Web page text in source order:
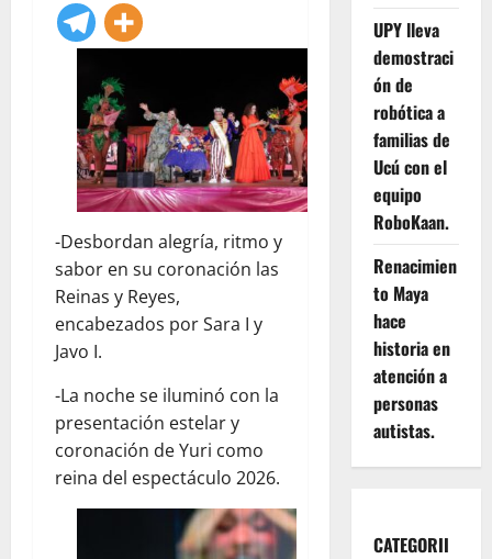
-Desbordan alegría, ritmo y
sabor en su coronación las
Reinas y Reyes,
encabezados por Sara I y
Javo I.
-La noche se iluminó con la
presentación estelar y
coronación de Yuri como
reina del espectáculo 2026.
UPY lleva
demostraci
ón de
robótica a
familias de
Ucú con el
equipo
RoboKaan.
Renacimien
to Maya
hace
historia en
atención a
personas
autistas.
CATEGORII